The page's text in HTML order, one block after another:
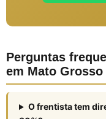
Perguntas
em Mato Grosso
O frentista tem